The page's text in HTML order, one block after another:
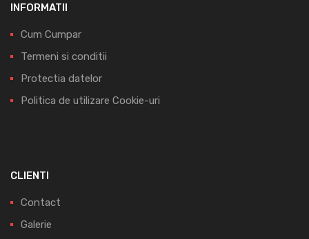
INFORMATII
Cum Cumpar
Termeni si conditii
Protectia datelor
Politica de utilizare Cookie-uri
CLIENTI
Contact
Galerie